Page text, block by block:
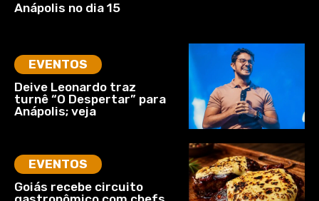
Anápolis no dia 15
EVENTOS
Deive Leonardo traz
turnê “O Despertar” para
Anápolis; veja
EVENTOS
Goiás recebe circuito